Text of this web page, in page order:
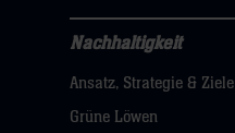
hier
Nachhaltigkeit
Navigation
öffnen,
Nachhaltigkeit
Ansatz, Strategie & Ziele
Grüne Löwen